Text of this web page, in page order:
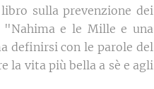
sulla prevenzione dei
"Nahima e le Mille e una
definirsi con le parole del
la vita più bella a sè e agli